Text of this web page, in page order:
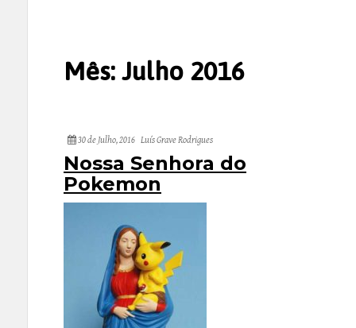
Mês: Julho 2016
30 de Julho, 2016 Luís Grave Rodrigues
Nossa Senhora do
Pokemon